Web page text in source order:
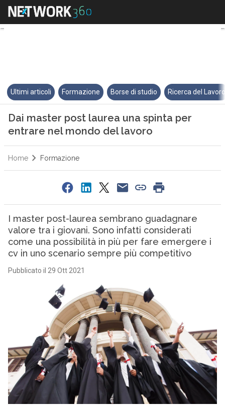
Dai master post laurea una
Ultimi articoli Formazione Borse di studio Ricerca del
Dai master post laurea una spinta per
entrare nel mondo del lavoro
Home Formazione
I master post-laurea sembrano guadagnare
valore tra i giovani. Sono infatti considerati
come una possibilità in più per fare emergere i
cv in uno scenario sempre più competitivo
Pubblicato il 29 Ott 2021